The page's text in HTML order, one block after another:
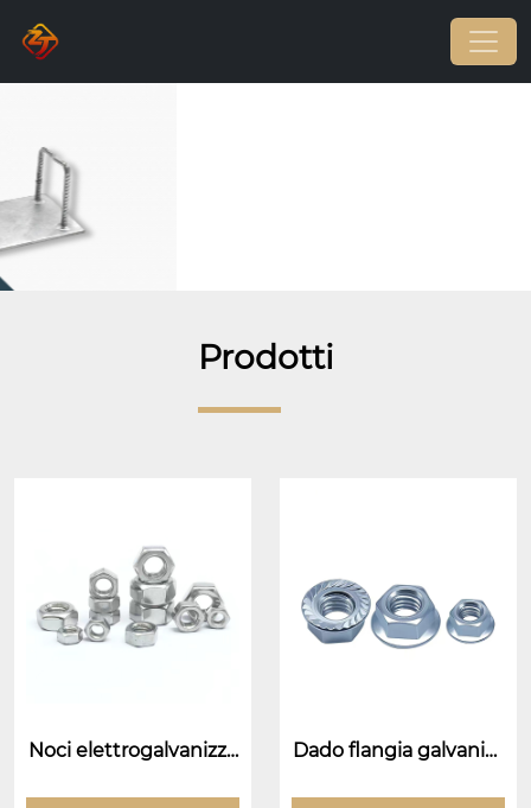
Prodotti
Noci elettrogalvanizza
Dado flangia galvanizz
a faccia della flangia)